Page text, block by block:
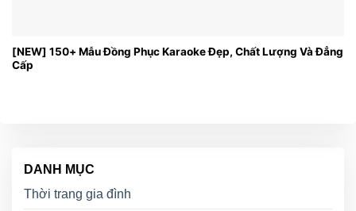
[NEW] 150+ Mẫu Đồng Phục Karaoke Đẹp, Chất Lượng Và Đẳng
Cấp
DANH MỤC
Thời trang gia đình